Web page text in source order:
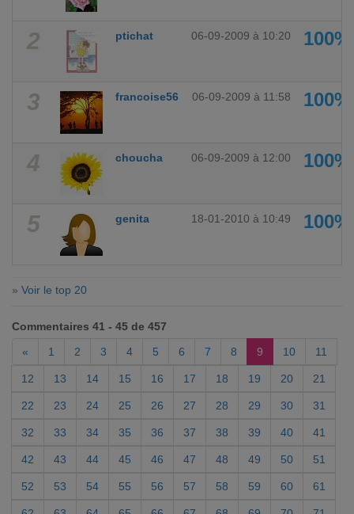
2 ptichat 06-09-2009 à 10:20 100%
3 francoise56 06-09-2009 à 11:58 100%
4 choucha 06-09-2009 à 12:00 100%
5 genita 18-01-2010 à 10:49 100%
» Voir le top 20
Commentaires 41 - 45 de 457
«
1 2 3 4 5 6 7 8 9 10 11
12 13 14 15 16 17 18 19 20 21
22 23 24 25 26 27 28 29 30 31
32 33 34 35 36 37 38 39 40 41
42 43 44 45 46 47 48 49 50 51
52 53 54 55 56 57 58 59 60 61